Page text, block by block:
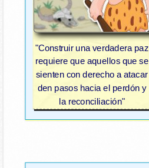
"Construir una verdadera paz
requiere que aquellos que se
sienten con derecho a atacar
den pasos hacia el perdón y
la reconciliación"